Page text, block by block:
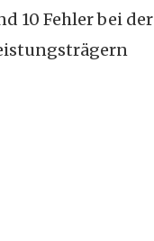
10 Fehler bei der